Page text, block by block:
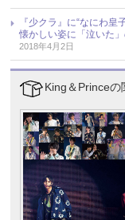
『少クラ』に“なにわ
懐かしい姿に「泣いた
2018年4月2日
King＆Princeの